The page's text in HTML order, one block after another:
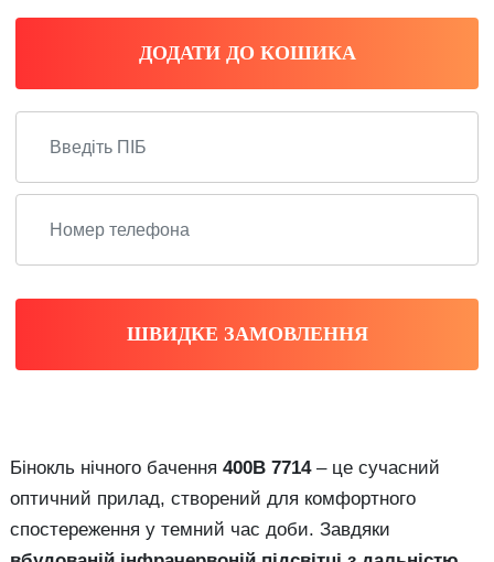
ДОДАТИ ДО КОШИКА
ШВИДКЕ ЗАМОВЛЕННЯ
Бінокль нічного бачення 400B 7714– це сучасний
оптичний прилад, створений для комфортного
спостереження у темний час доби. Завдяки